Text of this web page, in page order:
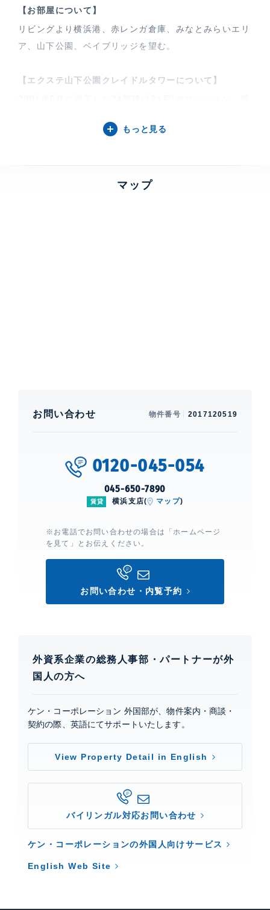
【お部屋について】
リビングより横浜港、赤レンガ倉庫、みなとみらいエリ
ア、山下公園、ベイブリッジを望む。
【エクステ山下公園クレイドルタワーについて】
下公園まで徒歩4分(290m)、セブンイレブンまで徒歩3
バルコニー、 床暖房
もっと見る
マップ
お問い合わせ 物件番号 2017120519
0120-045-054
045-650-7890
賃貸 横浜支店( マップ)
※お電話でお問い合わせの場合は「ホームページ
を見て」とお伝えください。
お問い合わせ・内覧予約
外資系企業の総務人事部・パートナーが外
国人の方へ
ケン・コーポレーション 外国部が、物件案内・商談・
契約の際、英語にてサポートいたします。
View Property Detail in English
バイリンガル対応お問い合わせ
ケン・コーポレーションの外国人向けサービス
English Web Site